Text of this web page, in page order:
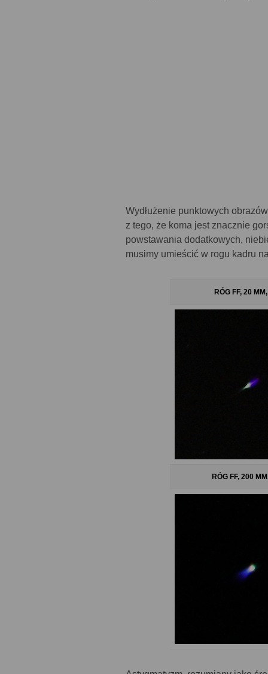
Wydłużenie punktowych
z tego, że koma jest znacznie
powstawania dodatkowych,
musimy umieścić w rogu kadru
RÓG FF, 20
RÓG FF, 200